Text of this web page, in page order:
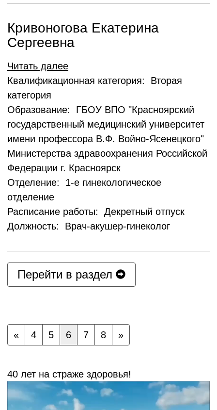
Кривоногова Екатерина
Сергеевна
Читать далее
Квалификационная категория: Вторая
категория
Образование: ГБОУ ВПО "Красноярский
государственный медицинский университет
имени профессора В.Ф. Войно-Ясенецкого"
Министерства здравоохранения Российской
Федерации г. Красноярск
Отделение: 1-е гинекологическое
отделение
Расписание работы: Декретный отпуск
Должность: Врач-акушер-гинеколог
Перейти в раздел
« 4 5 6 7 8 »
40 лет на страже здоровья!